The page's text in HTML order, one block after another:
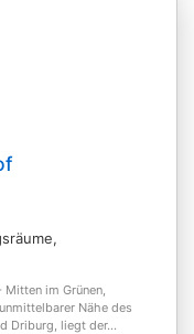
im Grünen,
Nähe des
Driburg, liegt der...